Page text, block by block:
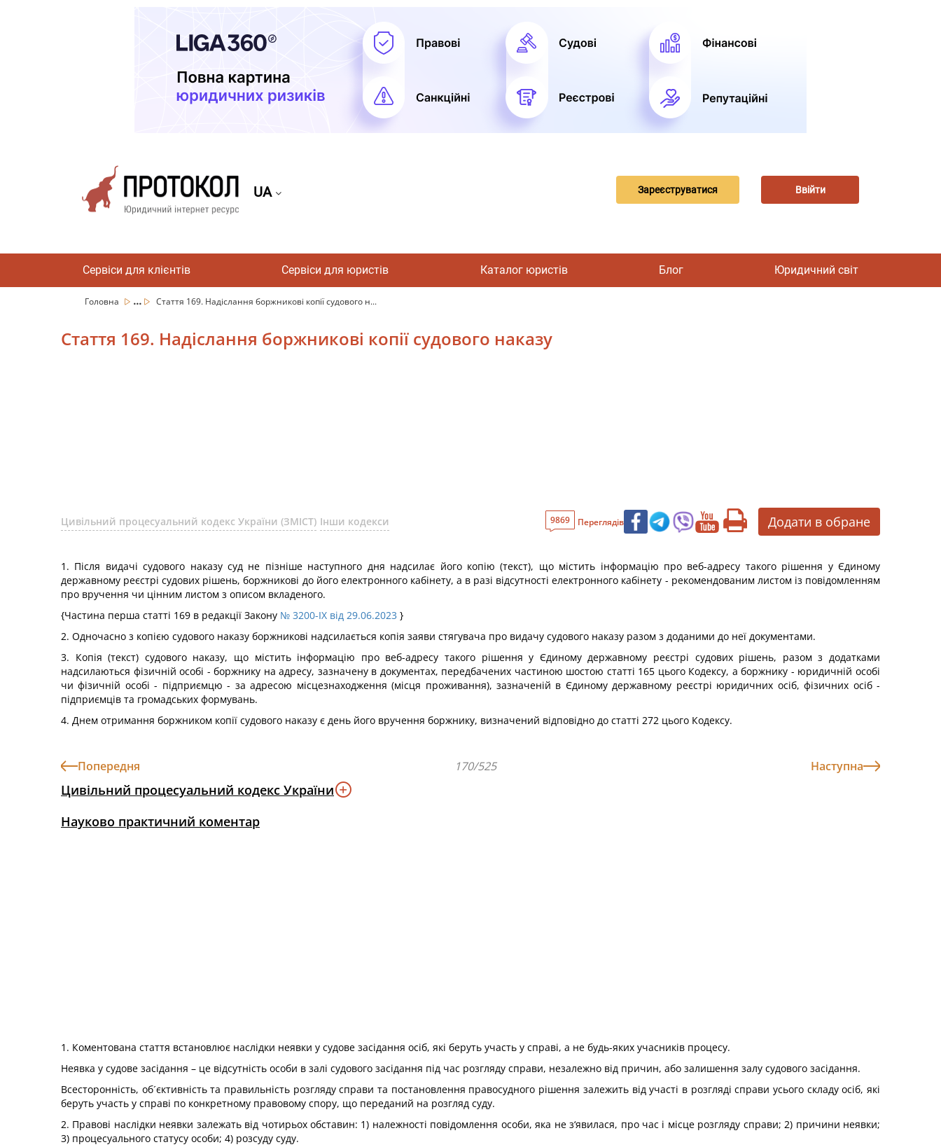
UA Зареєструватися Ввійти
Сервіси для клієнтів Сервіси для юристів Каталог юристів Блог Юридичний світ
Головна ... Стаття 169. Надіслання боржникові копії судового н...
Стаття 169. Надіслання боржникові копії судового наказу
Цивільний процесуальний кодекс України (ЗМІСТ) Інши кодекси 9869 Переглядів Додати в обране
1. Після видачі судового наказу суд не пізніше наступного дня надсилає його копію (текст), що містить інформацію про веб-адресу такого рішення у Єдиному
державному реєстрі судових рішень, боржникові до його електронного кабінету, а в разі відсутності електронного кабінету - рекомендованим листом із повідомленням
про вручення чи цінним листом з описом вкладеного.
{Частина перша статті 169 в редакції Закону № 3200-IX від 29.06.2023 }
2. Одночасно з копією судового наказу боржникові надсилається копія заяви стягувача про видачу судового наказу разом з доданими до неї документами.
3. Копія (текст) судового наказу, що містить інформацію про веб-адресу такого рішення у Єдиному державному реєстрі судових рішень, разом з додатками
надсилаються фізичній особі - боржнику на адресу, зазначену в документах, передбачених частиною шостою статті 165 цього Кодексу, а боржнику - юридичній особі
чи фізичній особі - підприємцю - за адресою місцезнаходження (місця проживання), зазначеній в Єдиному державному реєстрі юридичних осіб, фізичних осіб -
підприємців та громадських формувань.
4. Днем отримання боржником копії судового наказу є день його вручення боржнику, визначений відповідно до статті 272 цього Кодексу.
Попередня 170/525 Наступна
Цивільний процесуальний кодекс України
Науково практичний коментар
1. Коментована стаття встановлює наслідки неявки у судове засідання осіб, які беруть участь у справі, а не будь-яких учасників процесу.
Неявка у судове засідання – це відсутність особи в залі судового засідання під час розгляду справи, незалежно від причин, або залишення залу судового засідання.
Всесторонність, об´єктивність та правильність розгля­ду справи та постановлення правосудного рішення залежить від участі в розгляді справи усього складу осіб, які
беруть участь у справі по конкретному правовому спору, що переданий на розгляд суду.
2. Правові наслідки неявки залежать від чотирьох обставин: 1) належності повідомлення особи, яка не з‘явилася, про час і місце розгляду справи; 2) причини неявки;
3) процесуального статусу особи; 4) розсуду суду.